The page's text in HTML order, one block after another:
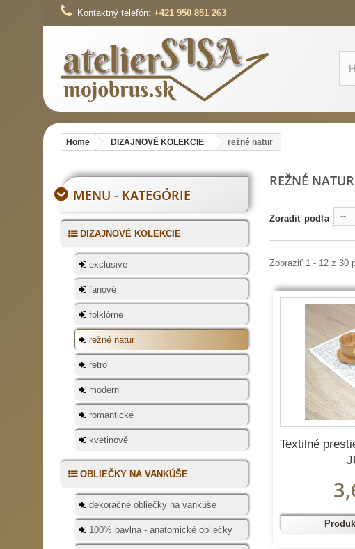
Kontaktný telefón: +421 950 851 263
Home DIZAJNOVÉ KOLEKCIE režné natur
MENU - KATEGÓRIE
DIZAJNOVÉ KOLEKCIE
exclusive
ľanové
folklórne
režné natur
retro
modern
romantické
kvetinové
OBLIEČKY NA VANKÚŠE
dekoračné obliečky na vankúše
100% bavlna - anatomické obliečky
REŽNÉ NATUR
Zoradiť podľa --
Zobraziť 1 - 12 z 30
Textilné